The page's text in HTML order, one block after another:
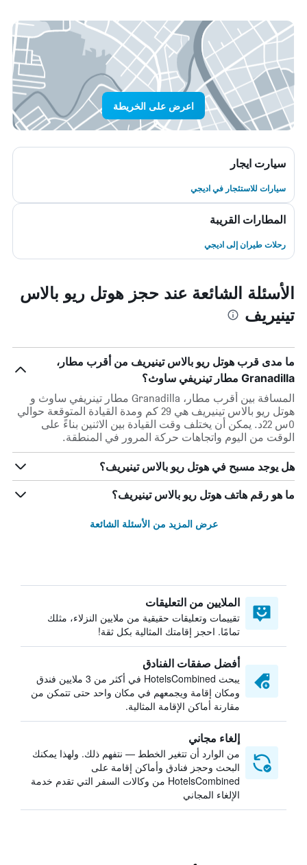
اعرض على الخريطة
سيارت ايجار
سيارات للاستئجار في اديجي
المطارات القريبة
رحلات طيران إلى اديجي
الأسئلة الشائعة عند حجز هوتل ريو بالاس
تينيريف
ما مدى قرب هوتل ريو بالاس تينيريف من أقرب مطار،
Granadilla مطار تينريفي ساوث؟
المسافة بين أقرب مطار، Granadilla مطار تينريفي ساوث و
هوتل ريو بالاس تينيريف هي 29 كم ومدة القيادة المتوقعة حوالي
0س 22د. يمكن أن يختلف وقت القيادة بين الاثنين بناءً على
الوقت من اليوم واتجاهات حركة المرور في المنطقة.
هل يوجد مسبح في هوتل ريو بالاس تينيريف؟
ما هو رقم هاتف هوتل ريو بالاس تينيريف؟
عرض المزيد من الأسئلة الشائعة
الملايين من التعليقات
تقييمات وتعليقات حقيقية من ملايين النزلاء، مثلك
تمامًا. احجز إقامتك المثالية بكل ثقة!
أفضل صفقات الفنادق
يبحث HotelsCombined في أكثر من 3 ملايين فندق
ومكان إقامة ويجمعهم في مكان واحد حتى تتمكن من
مقارنة أماكن الإقامة المثالية.
إلغاء مجاني
من الوارد أن تتغير الخطط — نتفهم ذلك. ولهذا يمكنك
البحث وحجز فنادق وأماكن إقامة على
HotelsCombined من وكالات السفر التي تقدم خدمة
الإلغاء المجاني